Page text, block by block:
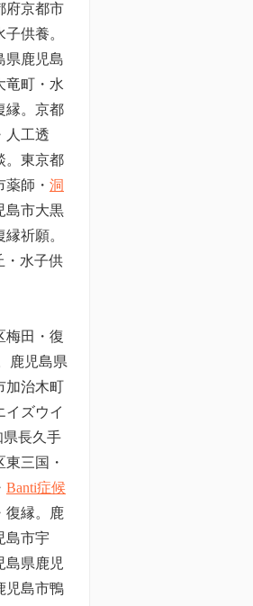
府京都市
供養。
県鹿児島
竜町・水
縁。京都
人工透
。東京都
師・ 洞
島市大黒
祈願。
・水子供
梅田・復
鹿児島県
加治木町
イズウイ
長久手
三国・
Banti症候
復縁。鹿
島市宇
島県鹿児
児島市鴨